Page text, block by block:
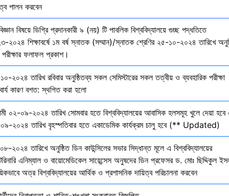
পালন করবেন
বিষয়ে ডিগ্রি প্রদানকারী ৯ (নয়) টি পাবলিক বিশ্ববিদ্যালয়ে গুচ্ছ পদ্ধতিতে
২০২৪ শিক্ষাবর্ষে ১ম বর্ষ স্নাতক (সম্মান)/স্নাতক শ্রেণির ২৫-১০-২০২৪ তারিখে
পরীক্ষার ফলাফল প্রকাশ।
২০২৪ তারিখ রবিবার অনুষ্ঠিতব্য সকল সেমিস্টারের সকল তত্বীয় ও ব্যবহারিক পরীক্ষা
কারণ বশত: স্থগিত করা হলো
০২-০৯-২০২৪ তারিখ সোমবার হতে বিশ্ববিদ্যালয়ের আবাসিক হলসমূহ খুলে দেয়া হবে
২০২৪ তারিখ বৃহস্পতিবার হতে একাডেমিক কার্যক্রম চালু হবে (** Updated)
২০২৪ তারিখে অনুষ্ঠিত ডিন কাউন্সিলের সভার সিদ্ধান্ত মূলে এ বিশ্ববিদ্যালয়ের
এনিম্যাল ও বায়োমেডিকেল সায়েন্সেস অনুষদের ডিন প্রফেসর ড. মোঃ ছিদ্দিকুল
অত্র বিশ্ববিদ্যালয়ের আর্থিক ও প্রশাসনিক দায়িত্ব পরিচালনা করবেন